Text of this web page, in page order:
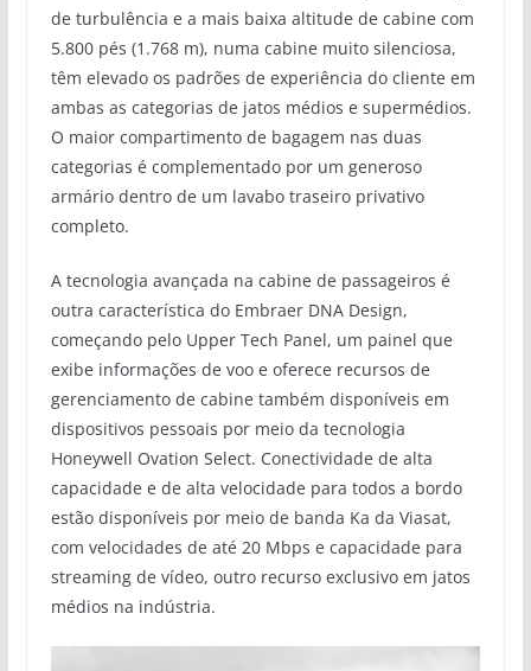
de turbulência e a mais baixa altitude de cabine com
5.800 pés (1.768 m), numa cabine muito silenciosa,
têm elevado os padrões de experiência do cliente em
ambas as categorias de jatos médios e supermédios.
O maior compartimento de bagagem nas duas
categorias é complementado por um generoso
armário dentro de um lavabo traseiro privativo
completo.
A tecnologia avançada na cabine de passageiros é
outra característica do Embraer DNA Design,
começando pelo Upper Tech Panel, um painel que
exibe informações de voo e oferece recursos de
gerenciamento de cabine também disponíveis em
dispositivos pessoais por meio da tecnologia
Honeywell Ovation Select. Conectividade de alta
capacidade e de alta velocidade para todos a bordo
estão disponíveis por meio de banda Ka da Viasat,
com velocidades de até 20 Mbps e capacidade para
streaming de vídeo, outro recurso exclusivo em jatos
médios na indústria.